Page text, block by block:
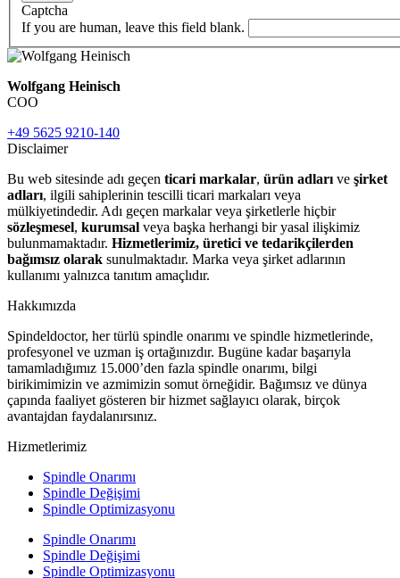
Captcha
If you are human, leave this field blank.
Wolfgang Heinisch
COO
+49 5625 9210-140
Disclaimer
Bu web sitesinde adı geçen ticari markalar, ürün adları ve şirket
adları, ilgili sahiplerinin tescilli ticari markaları veya
mülkiyetindedir. Adı geçen markalar veya şirketlerle hiçbir
sözleşmesel, kurumsal veya başka herhangi bir yasal ilişkimiz
bulunmamaktadır. Hizmetlerimiz, üretici ve tedarikçilerden
bağımsız olarak sunulmaktadır. Marka veya şirket adlarının
kullanımı yalnızca tanıtım amaçlıdır.
Hakkımızda
Spindeldoctor, her türlü spindle onarımı ve spindle hizmetlerinde,
profesyonel ve uzman iş ortağınızdır. Bugüne kadar başarıyla
tamamladığımız 15.000’den fazla spindle onarımı, bilgi
birikimimizin ve azmimizin somut örneğidir. Bağımsız ve dünya
çapında faaliyet gösteren bir hizmet sağlayıcı olarak, birçok
avantajdan faydalanırsınız.
Hizmetlerimiz
Spindle Onarımı
Spindle Değişimi
Spindle Optimizasyonu
Spindle Onarımı
Spindle Değişimi
Spindle Optimizasyonu